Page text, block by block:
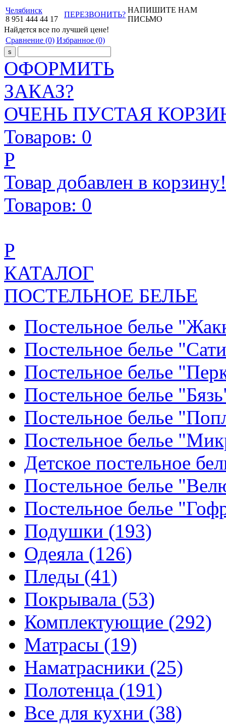
Челябинск
8 951 444 44 17
ПЕРЕЗВОНИТЬ?
НАПИШИТЕ НАМ
ПИСЬМО
Найдется все по лучшей цене!
Сравнение (0) Избранное (0)
ОФОРМИТЬ
ЗАКАЗ?
ОЧЕНЬ ПУСТАЯ
Товаров: 0
Р
Товар добавлен в корзину!
Товаров: 0
Р
КАТАЛОГ
ПОСТЕЛЬНОЕ БЕЛЬЕ
Постельное белье
Постельное белье
Постельное белье
Постельное белье
Постельное белье
Постельное белье
Детское постельное
Постельное белье
Постельное белье
Подушки (193)
Одеяла (126)
Пледы (41)
Покрывала (53)
Комплектующие (292)
Матрасы (19)
Наматрасники (25)
Полотенца (191)
Все для кухни (38)